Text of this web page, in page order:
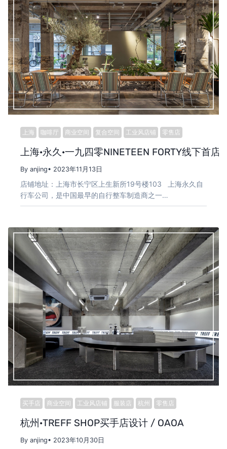
上海 咖啡厅 商业空间 复合空间 工业风店铺 零售店
上海·永久·一九四零NINETEEN FORTY线下首店
By anjing• 2023年11月13日
店铺地址：上海市长宁区上生新所19号楼103 上海永久自
行车公司，是中国最早的自行整车制造商之一…
买手店 商业空间 工业风店铺 服装店 杭州 零售店
杭州·TREFF SHOP买手店设计 / OAOA
By anjing• 2023年10月30日